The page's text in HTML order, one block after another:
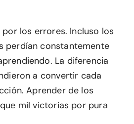
los errores. Incluso los
perdían constantemente
La diferencia
a convertir cada
Aprender de los
mil victorias por pura